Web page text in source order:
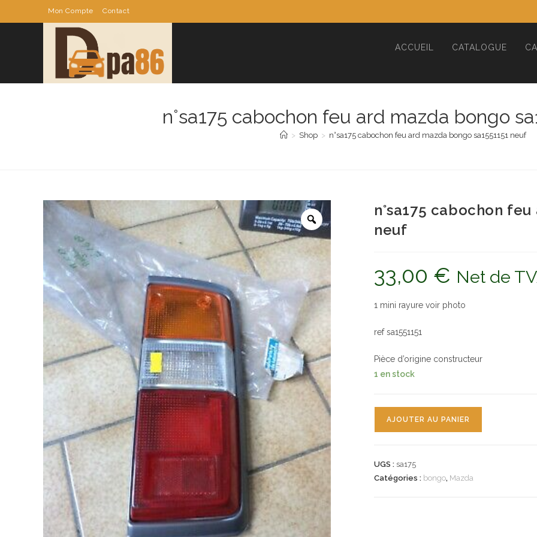
to
Mon Compte Contact
ACCUEIL CATALOGUE
n°sa175 cabochon feu ard mazda bongo
> Shop > n°sa175 cabochon feu ard mazda bongo sa1551151 neuf
n°sa175 cabochon
neuf
33,00 € Net de
1 mini rayure voir photo
ref sa1551151
Pièce d’origine constructeur
1 en stock
AJOUTER AU PANIER
UGS : sa175
Catégories : bongo, Mazda